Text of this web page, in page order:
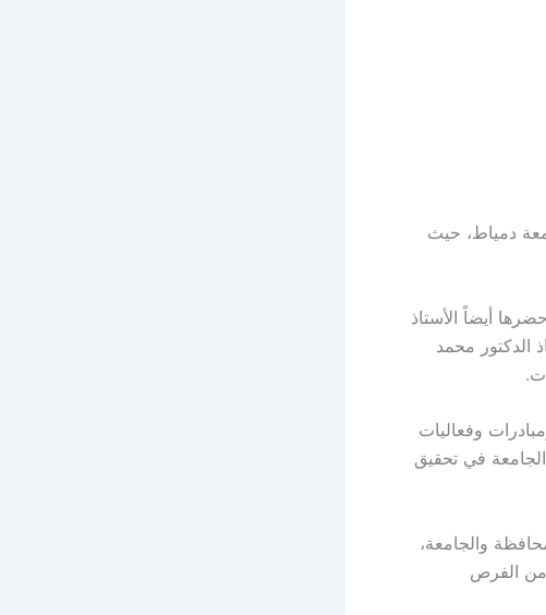
دمياط، حيث
الجامعة، والتي حضرها أيضاً الأستاذ
الدكتور محمد
وفعاليات
الجامعة في تحقيق
والجامعة،
من الفرص